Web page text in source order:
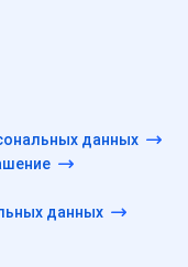
данных
данных